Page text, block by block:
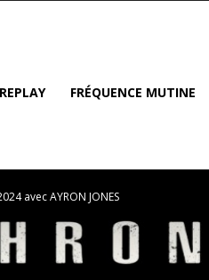
REPLAY FRÉQUENCE MUTINE
avec AYRON JONES